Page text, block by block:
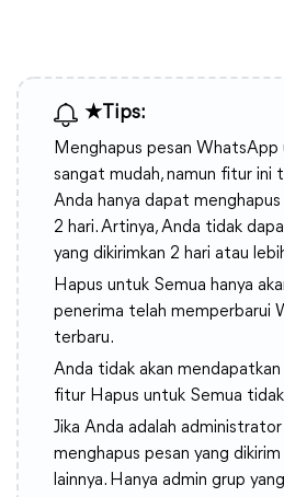
★Tips:
Menghapus pesan WhatsApp
sangat mudah, namun fitur ini
Anda hanya dapat
2 hari. Artinya, Anda tidak
yang dikirimkan 2 hari atau
Hapus untuk Semua hanya
penerima telah memperbarui
terbaru.
Anda tidak akan
fitur Hapus untuk Semua
Jika Anda adalah
menghapus pesan yang
lainnya. Hanya admin grup